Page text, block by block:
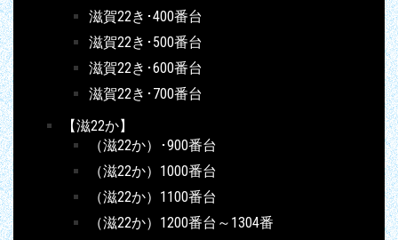
滋賀22き･400番台
滋賀22き･500番台
滋賀22き･600番台
滋賀22き･700番台
【滋22か】
（滋22か）･900番台
（滋22か）1000番台
（滋22か）1100番台
（滋22か）1200番台～1304番